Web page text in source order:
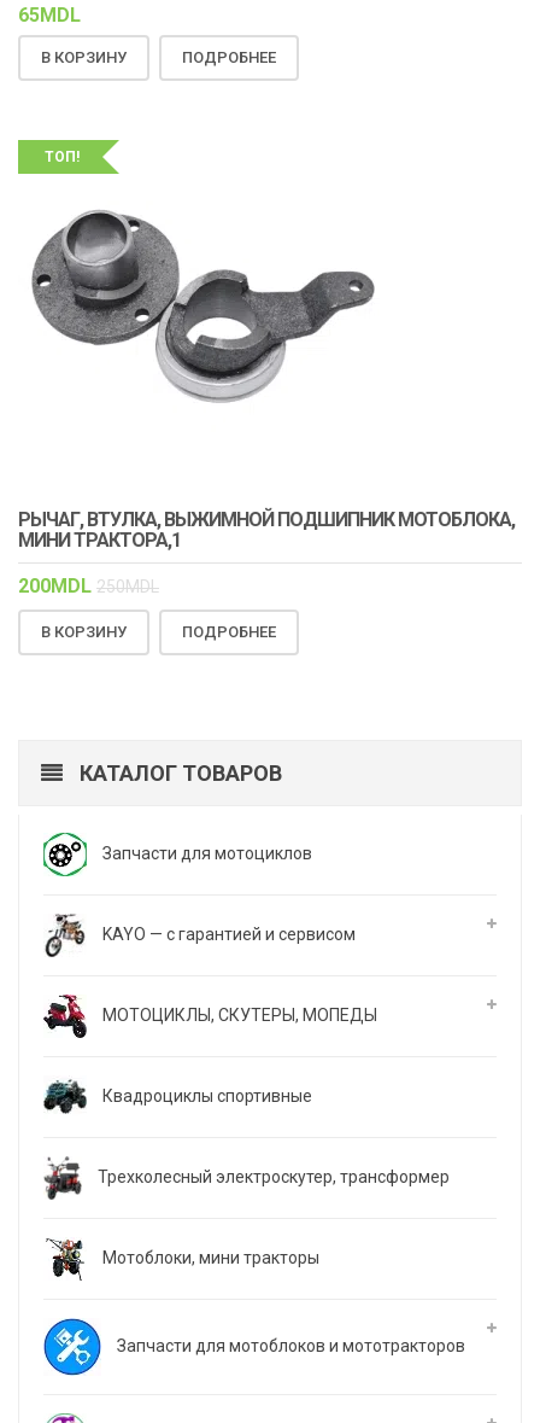
65MDL
В КОРЗИНУ ПОДРОБНЕЕ
ТОП!
РЫЧАГ, ВТУЛКА, ВЫЖИМНОЙ ПОДШИПНИК МОТОБЛОКА,
МИНИ ТРАКТОРА,1
200MDL 250MDL
В КОРЗИНУ ПОДРОБНЕЕ
КАТАЛОГ ТОВАРОВ
Запчасти для мотоциклов
KAYO — с гарантией и сервисом
МОТОЦИКЛЫ, СКУТЕРЫ, МОПЕДЫ
Квадроциклы спортивные
Трехколесный электроскутер, трансформер
Мотоблоки, мини тракторы
Запчасти для мотоблоков и мототракторов